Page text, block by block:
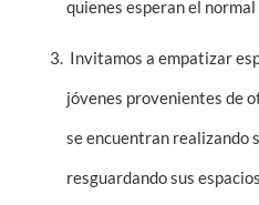
quienes esperan el
Invitamos a empatizar
jóvenes provenientes de
se encuentran realizando
resguardando sus